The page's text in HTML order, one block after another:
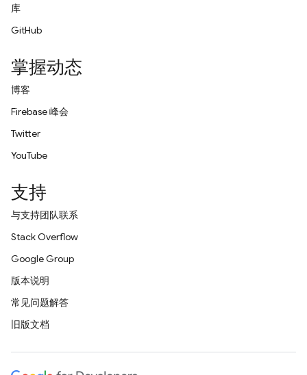
库
GitHub
掌握动态
博客
Firebase 峰会
Twitter
YouTube
支持
与支持团队联系
Stack Overflow
Google Group
版本说明
常见问题解答
旧版文档